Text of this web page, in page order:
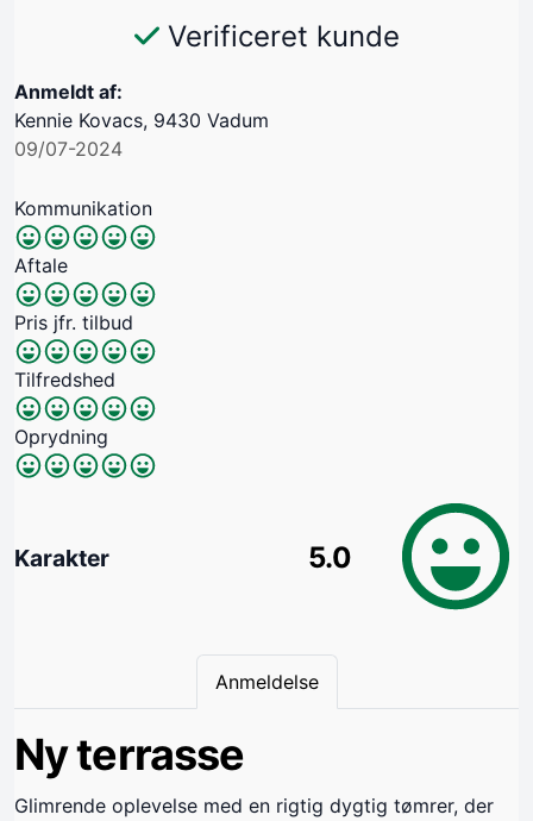
Verificeret kunde
Anmeldt af:
Kennie Kovacs, 9430 Vadum
09/07-2024
Kommunikation
Aftale
Pris jfr. tilbud
Tilfredshed
Oprydning
Karakter 5.0
Anmeldelse
Ny terrasse
Glimrende oplevelse med en rigtig dygtig tømrer, der